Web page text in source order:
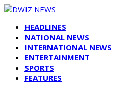
HEADLINES
NATIONAL NEWS
INTERNATIONAL NEWS
ENTERTAINMENT
SPORTS
FEATURES